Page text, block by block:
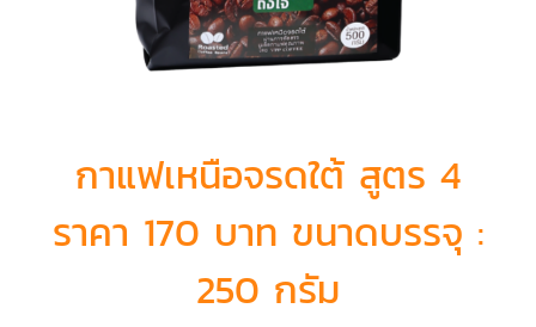
กาแฟเหนือจรดใต้ สูตร 4
ราคา 170 บาท ขนาดบรรจุ :
250 กรัม